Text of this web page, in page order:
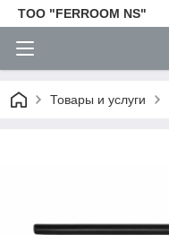
TOO "FERROOM NS"
Товары и услуги